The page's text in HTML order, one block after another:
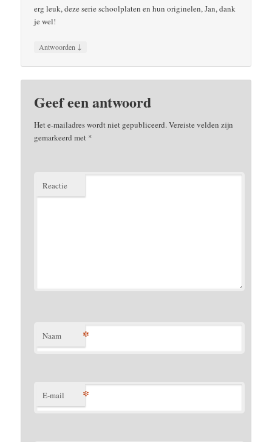
erg leuk, deze serie schoolplaten en hun originelen, Jan, dank
je wel!
Antwoorden ↓
Geef een antwoord
Het e-mailadres wordt niet gepubliceerd.Vereiste velden zijn
gemarkeerd met *
Reactie
Naam *
E-mail *